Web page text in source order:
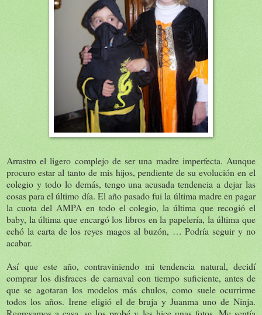
Arrastro el ligero complejo de ser una madre imperfecta. Aunque
procuro estar al tanto de mis hijos, pendiente de su evolución en el
colegio y todo lo demás, tengo una acusada tendencia a dejar las
cosas para el último día. El año pasado fui la última madre en pagar
la cuota del AMPA en todo el colegio, la última que recogió el
baby, la última que encargó los libros en la papelería, la última que
echó la carta de los reyes magos al buzón, … Podría seguir y no
acabar.
Así que este año, contraviniendo mi tendencia natural, decidí
comprar los disfraces de carnaval con tiempo suficiente, antes de
que se agotaran los modelos más chulos, como suele ocurrirme
todos los años. Irene eligió el de bruja y Juanma uno de Ninja.